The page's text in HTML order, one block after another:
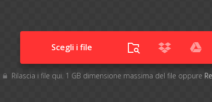
Scegli i file
Rilascia i file qui. 1 GB dimensione massima del file oppure